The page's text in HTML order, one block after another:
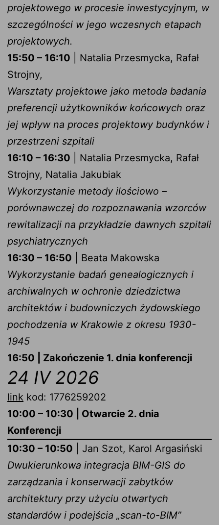
projektowego w procesie inwestycyjnym, w
szczególności w jego wczesnych etapach
projektowych.
15:50 – 16:10 | Natalia Przesmycka, Rafał
Strojny,
Warsztaty projektowe jako metoda badania
preferencji użytkowników końcowych oraz
jej wpływ na proces projektowy budynków i
przestrzeni szpitali
16:10 – 16:30 | Natalia Przesmycka, Rafał
Strojny, Natalia Jakubiak
Wykorzystanie metody ilościowo –
porównawczej do rozpoznawania wzorców
rewitalizacji na przykładzie dawnych szpitali
psychiatrycznych
16:30 – 16:50 | Beata Makowska
Wykorzystanie badań genealogicznych i
archiwalnych w ochronie dziedzictwa
architektów i budowniczych żydowskiego
pochodzenia w Krakowie z okresu 1930-
1945
16:50 | Zakończenie 1. dnia konferencji
24 IV 2026
link kod: 1776259202
10:00 – 10:30 | Otwarcie 2. dnia
Konferencji
10:30 – 10:50 | Jan Szot, Karol Argasiński
Dwukierunkowa integracja BIM-GIS do
zarządzania i konserwacji zabytków
architektury przy użyciu otwartych
standardów i podejścia „scan-to-BIM”